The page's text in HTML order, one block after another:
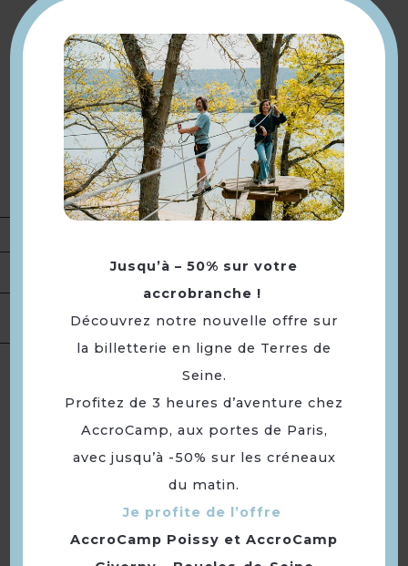
01 34 74 13 31
mairie-mezy@wanadoo.fr
www.mairie-mezy.fr
Description
A découvrir : église Saint-
Germain, lavoir, villa Paul Poiret,
côte d’Apremont, bois de Mézy.
Accès libre.
Retourner
à la sélection
Jusqu’à – 50% sur votre
accrobranche !
Découvrez notre nouvelle offre sur
la billetterie en ligne de Terres de
Seine.
Profitez de 3 heures d’aventure chez
AccroCamp, aux portes de Paris,
avec jusqu’à -50% sur les créneaux
du matin.
Je profite de l’offre
AccroCamp Poissy et AccroCamp